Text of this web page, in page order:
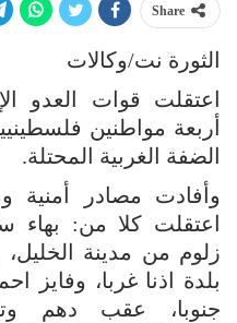
Share
الثورة نت/وكالات
اعتقلت قوات العدو
أربعة مواطنين
الضفة الغربية المحتلة.
وأفادت مصادر أمنية
اعتقلت كلا من: بهاء
زلوم من مدينة
بلدة اذنا غربا،
جنوبا، عقب دهم